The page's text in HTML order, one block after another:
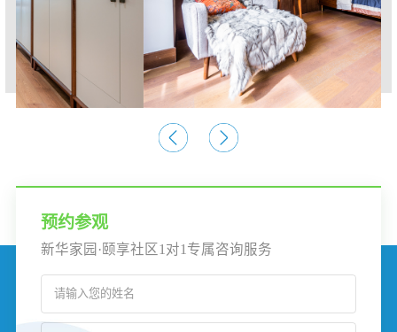
预约参观
新华家园·颐享社区1对1专属咨询服务